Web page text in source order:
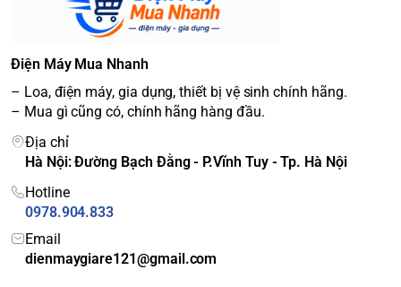
Điện áp (V)
220v/50Hz
Điều chỉnh nhiệt độ
Có
Nhiệt độ ngăn mát
Khóa tủ
Có
Công suất
146.3 (W)
Gas
Điện Máy Mua Nhanh
– Loa, điện máy, gia dụng, thiết bị vệ sinh chính hãng.
– Mua gì cũng có, chính hãng hàng đầu.
Địa chỉ
Hà Nội: Đường Bạch Đằng - P.Vĩnh Tuy - Tp. Hà Nội
Hotline
0978.904.833
Email
dienmaygiare121@gmail.com